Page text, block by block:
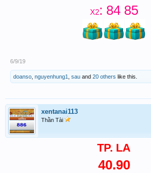
X2: 84 85
6/9/19
doanso nguyenhung1 sau and 20 others like this.
xentanai113
Thần Tài
TP. LA
40.90